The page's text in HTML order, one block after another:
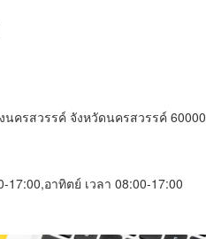
ครสวรรค์ จังหวัดนครสวรรค์ 60000
17:00,อาทิตย์ เวลา 08:00-17:00